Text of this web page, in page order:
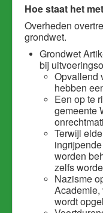
Hoe staat het
Overheden
grondwet.
Grondwet
bij
Opvallend
hebben
Een op te
gemeente
Terwijl
worden
zelfs
Nazisme
wordt